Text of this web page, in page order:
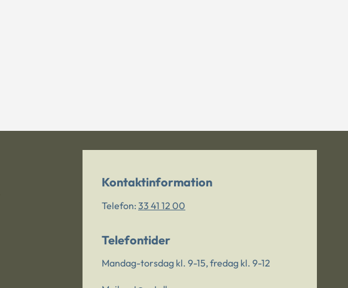
Kontaktinformation
Telefon: 33 41 12 00
Telefontider
Mandag-torsdag kl. 9-15, fredag kl. 9-12